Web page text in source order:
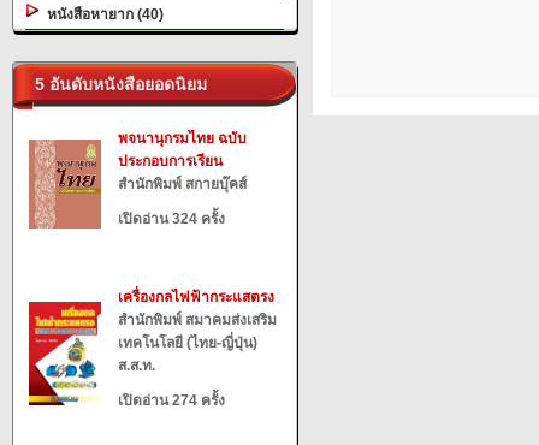
หนังสือหายาก (40)
5 อันดับหนังสือยอดนิยม
พจนานุกรมไทย ฉบับ
ประกอบการเรียน
สำนักพิมพ์ สกายบุ๊คส์
เปิดอ่าน 324 ครั้ง
เครื่องกลไฟฟ้ากระแสตรง
สำนักพิมพ์ สมาคมส่งเสริม
เทคโนโลยี (ไทย-ญี่ปุ่น)
ส.ส.ท.
เปิดอ่าน 274 ครั้ง